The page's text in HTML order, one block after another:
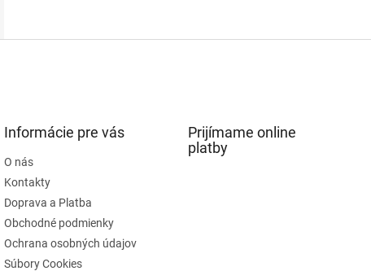
Informácie pre vás
O nás
Kontakty
Doprava a Platba
Obchodné podmienky
Ochrana osobných údajov
Súbory Cookies
Prijímame online
platby